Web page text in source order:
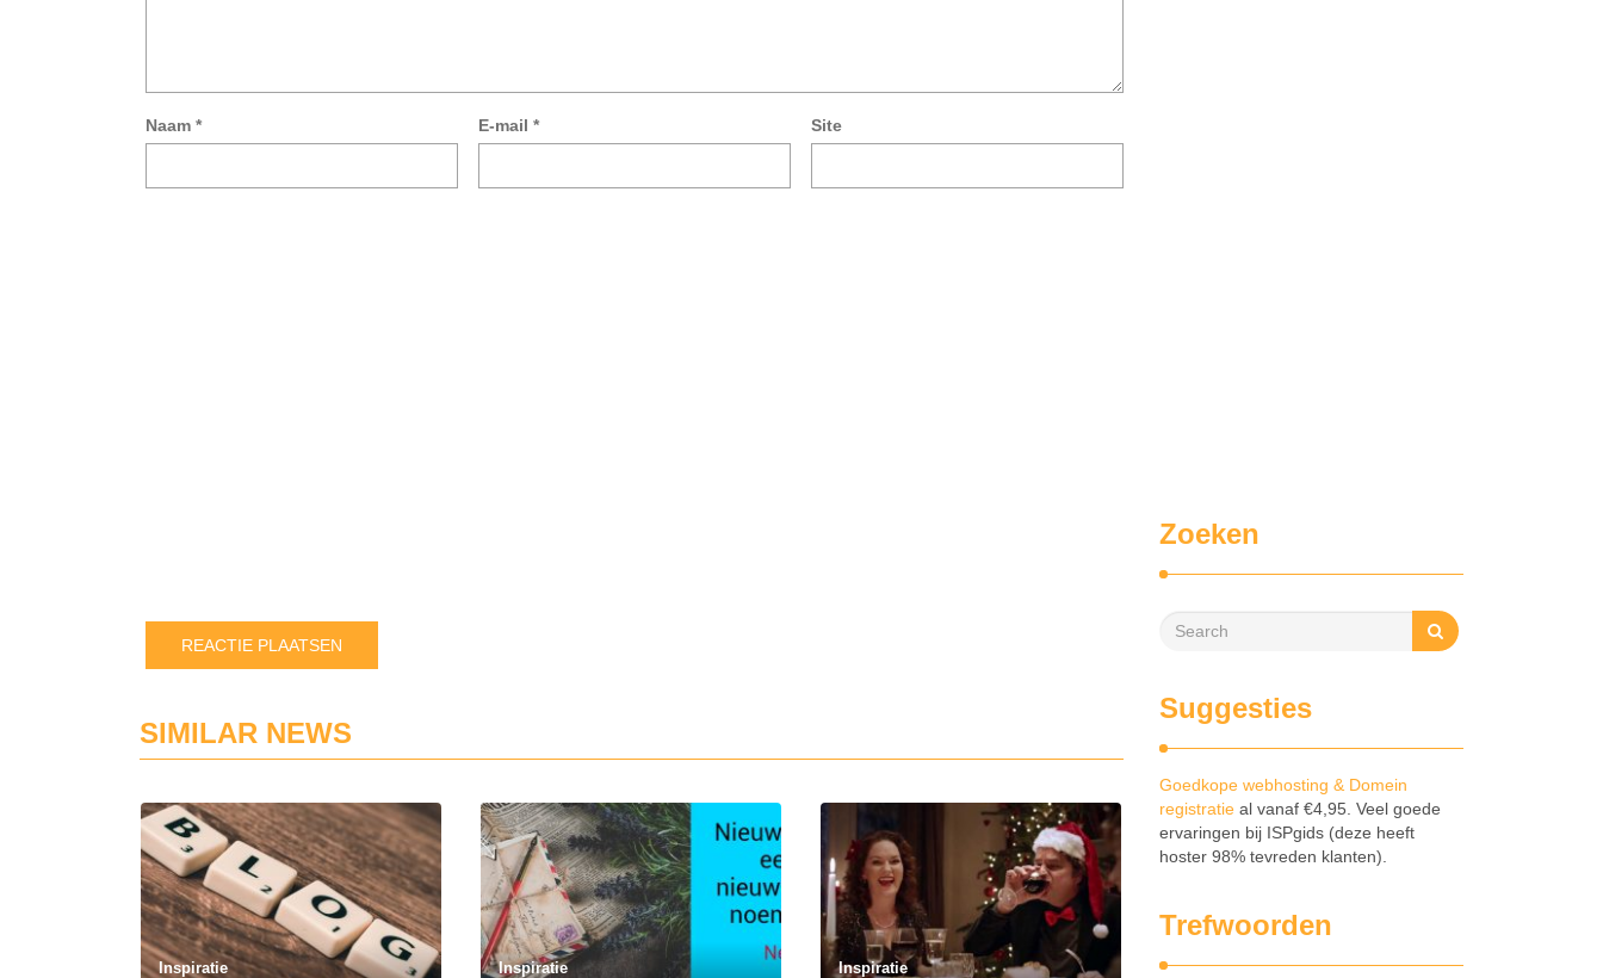
Naam * E-mail *
Site
Mijn
plaats.
SIMILAR NEWS
Inspiratie Inspiratie Inspiratie
Zoeken
Suggesties
Goedkope webhosting & Domein
registratie al vanaf €4,95. Veel goede
ervaringen bij ISPgids (deze heeft
hoster 98% tevreden klanten).
Trefwoorden